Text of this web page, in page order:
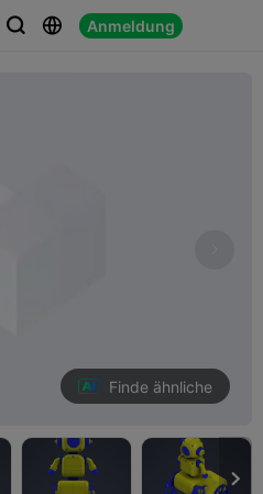
  Anmeldung
Finde ähnliche
